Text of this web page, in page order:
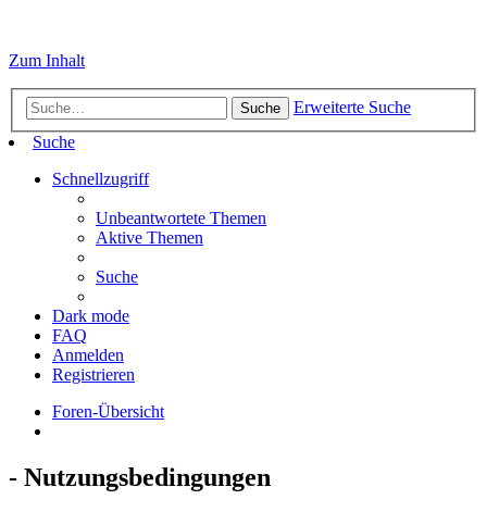
Zum Inhalt
Suche
Erweiterte Suche
Suche
Schnellzugriff
Unbeantwortete Themen
Aktive Themen
Suche
Dark mode
FAQ
Anmelden
Registrieren
Foren-Übersicht
- Nutzungsbedingungen